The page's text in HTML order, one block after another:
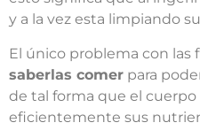
y a la vez esta limpiando
El único problema con las
saberlas comer para
de tal forma que el
eficientemente sus